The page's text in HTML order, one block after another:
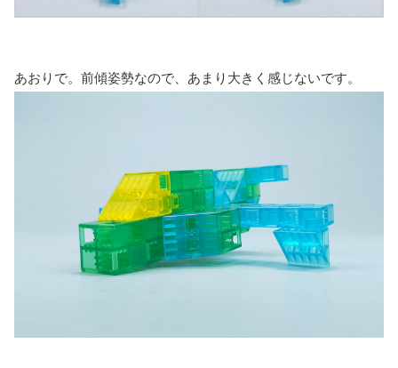
あおりで。前傾姿勢なので、あまり大きく感じないです。